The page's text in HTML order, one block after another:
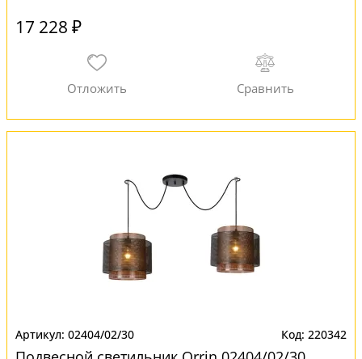
17 228 ₽
02404/02/30 220342